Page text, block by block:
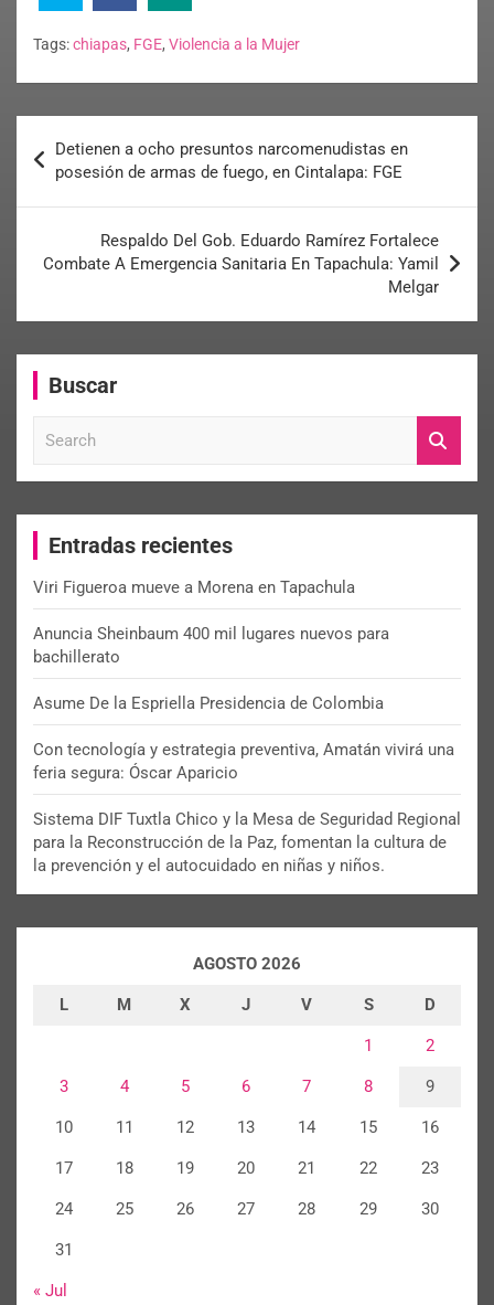
Tags:chiapas, FGE, Violencia a la Mujer
Detienen a ocho presuntos narcomenudistas en
posesión de armas de fuego, en Cintalapa: FGE
Respaldo Del Gob. Eduardo Ramírez Fortalece
Combate A Emergencia Sanitaria En Tapachula: Yamil
Melgar
Buscar
c
Entradas recientes
Viri Figueroa mueve a Morena en Tapachula
Anuncia Sheinbaum 400 mil lugares nuevos para
bachillerato
Asume De la Espriella Presidencia de Colombia
Con tecnología y estrategia preventiva, Amatán vivirá una
feria segura: Óscar Aparicio
Sistema DIF Tuxtla Chico y la Mesa de Seguridad Regional
para la Reconstrucción de la Paz, fomentan la cultura de
la prevención y el autocuidado en niñas y niños.
AGOSTO 2026
L M X J V S D
1 2
3 4 5 6 7 8 9
10 11 12 13 14 15 16
17 18 19 20 21 22 23
24 25 26 27 28 29 30
31
« Jul